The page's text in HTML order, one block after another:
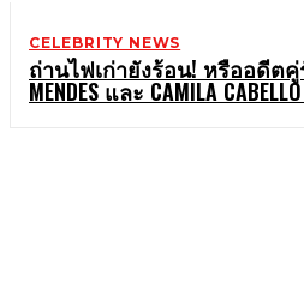
CELEBRITY NEWS
ถ่านไฟเก่ายังร้อน! หรืออดีตคู่
MENDES และ CAMILA